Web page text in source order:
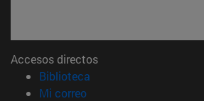
Accesos directos
Biblioteca
Mi correo(abre en nueva ventana)